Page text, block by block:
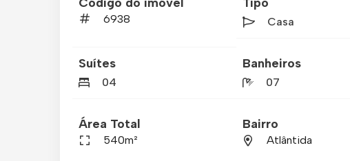
6938 Casa
Suítes
04
Banheiros
07
Área Total
540m²
Bairro
Atlântida